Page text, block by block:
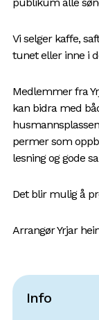
Vi selger kaffe,
tunet eller inne i
Medlemmer fra
kan bidra med
permer som
lesning og gode
Det blir mulig å
Arrangør Yrjar
Info